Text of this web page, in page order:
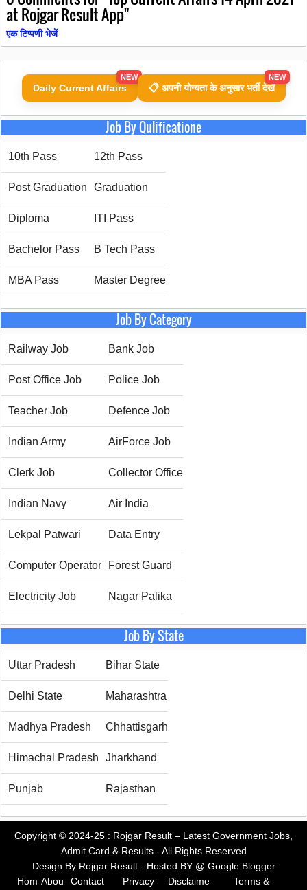
at Rojgar Result App"
एक टिप्पणी भेजें
Daily Current Affairs
NEW
📋 अपनी योग्यता के अनुसार भर्ती देखें
NEW
Job By Qulificatione
10th Pass 12th Pass
Post Graduation Graduation
Diploma ITI Pass
Bachelor Pass B Tech Pass
MBA Pass Master Degree
Job By Category
Railway Job Bank Job
Post Office Job Police Job
Teacher Job Defence Job
Indian Army AirForce Job
Clerk Job Collector Office
Indian Navy Air India
Lekpal Patwari Data Entry
Computer Operator Forest Guard
Electricity Job Nagar Palika
Job By State
Uttar Pradesh Bihar State
Delhi State Maharashtra
Madhya Pradesh Chhattisgarh
Himachal Pradesh Jharkhand
Punjab Rajasthan
Copyright © 2024-25 : Rojgar Result – Latest Government Jobs,
Admit Card & Results- All Rights Reserved
Design By Rojgar Result- Hosted BY @ Google Blogger
Hom Abou Contact Privacy Disclaime Terms &